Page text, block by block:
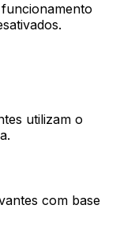
utilizam o
com base